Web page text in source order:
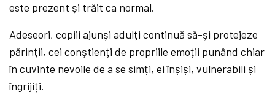
este prezent și trăit ca normal.
Adeseori, copiii ajunși adulți continuă să-și protejeze
părinții, cei conștienți de propriile emoții punând chiar
în cuvinte nevoile de a se simți, ei înșiși, vulnerabili și
îngrijiți.